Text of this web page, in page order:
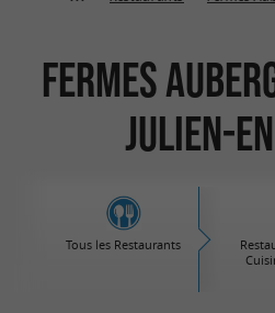
Fermes
Julien-
Tous les Restaurants